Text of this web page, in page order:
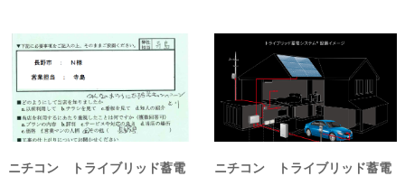
ニチコン トライブリッド蓄電
ニチコン トライブリッド蓄電